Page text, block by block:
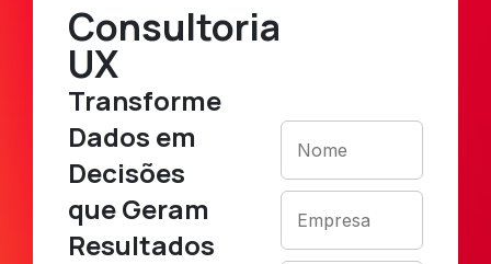
Consultoria
UX
Transforme
Dados em
Decisões
que Geram
Resultados